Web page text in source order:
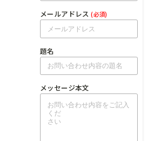
メールアドレス (必須)
題名
メッセージ本文